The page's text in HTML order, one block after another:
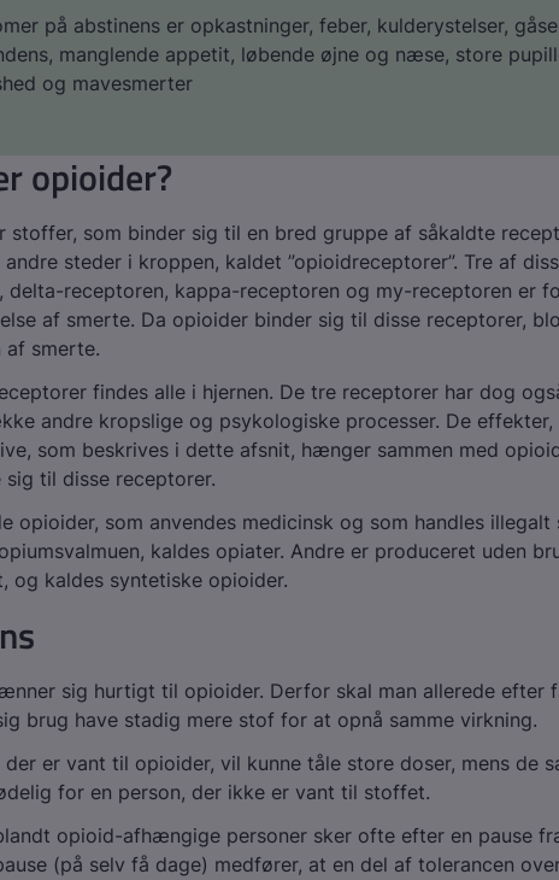
på abstinens er opkastninger, feber, kulderystelser,
manglende appetit, løbende øjne og næse, store
og mavesmerter
opioider?
stoffer, som binder sig til en bred gruppe af såkaldte
andre steder i kroppen, kaldet ”opioidreceptorer”. Tre af
delta-receptoren, kappa-receptoren og my-receptoren er
af smerte. Da opioider binder sig til disse receptorer,
af smerte.
findes alle i hjernen. De tre receptorer har dog
andre kropslige og psykologiske processer. De
som beskrives i dette afsnit, hænger sammen med
til disse receptorer.
opioider, som anvendes medicinsk og som handles illegalt
kaldes opiater. Andre er produceret uden
og kaldes syntetiske opioider.
sig hurtigt til opioider. Derfor skal man allerede efter
brug have stadig mere stof for at opnå samme virkning.
der er vant til opioider, vil kunne tåle store doser, mens de
for en person, der ikke er vant til stoffet.
opioid-afhængige personer sker ofte efter en pause
(på selv få dage) medfører, at en del af tolerancen